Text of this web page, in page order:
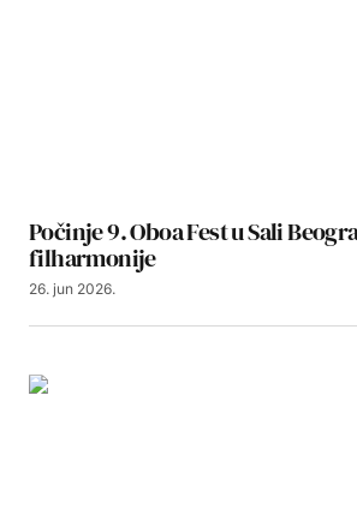
Počinje 9. Oboa Fest u Sali
filharmonije
26. jun 2026.